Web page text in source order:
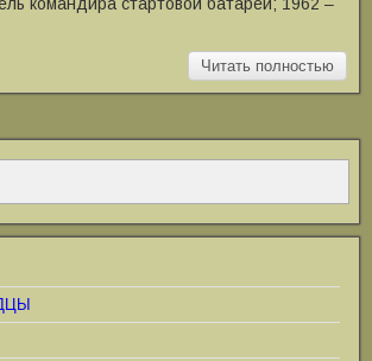
Читать полностью